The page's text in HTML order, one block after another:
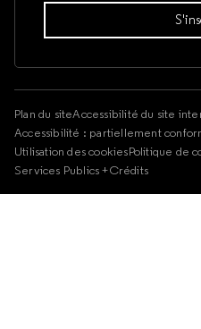
Plan du siteAccessibilité du site
Accessibilité : partiellement
Utilisation des cookiesPolitique de
Services Publics +Crédits